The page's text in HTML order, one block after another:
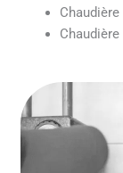
Chaudière
Chaudière